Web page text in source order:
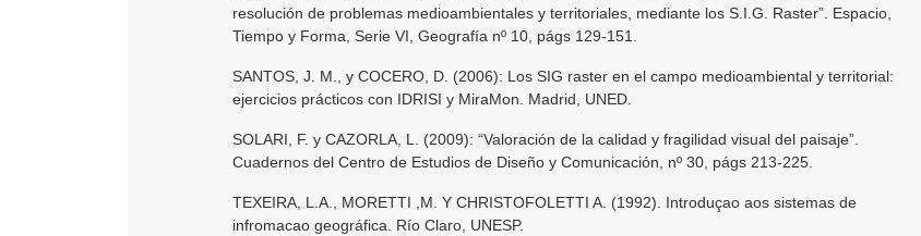
resolución de problemas medioambientales y territoriales, mediante los S.I.G. Raster”. Espacio,
Tiempo y Forma, Serie VI, Geografía nº 10, págs 129-151.
SANTOS, J. M., y COCERO, D. (2006): Los SIG raster en el campo medioambiental y territorial:
ejercicios prácticos con IDRISI y MiraMon. Madrid, UNED.
SOLARI, F. y CAZORLA, L. (2009): “Valoración de la calidad y fragilidad visual del paisaje”.
Cuadernos del Centro de Estudios de Diseño y Comunicación, nº 30, págs 213-225.
TEXEIRA, L.A., MORETTI ,M. Y CHRISTOFOLETTI A. (1992). Introduçao aos sistemas de
infromacao geográfica. Río Claro, UNESP.